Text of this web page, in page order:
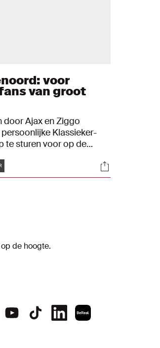
voor
van groot
door Ajax en Ziggo
Klassieker-
te sturen voor op de
in Amsterdam. Maar hoe
met Donny van de Beek,
Socials
de hoogte.